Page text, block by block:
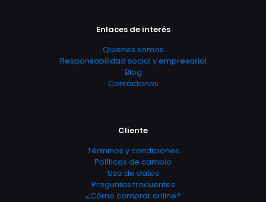
Enlaces de interés
Quienes somos
Responsabilidad social y empresarial
Blog
Contáctenos
Cliente
Términos y condiciones
Políticas de cambio
Uso de datos
Preguntas frecuentes
¿Cómo comprar online?